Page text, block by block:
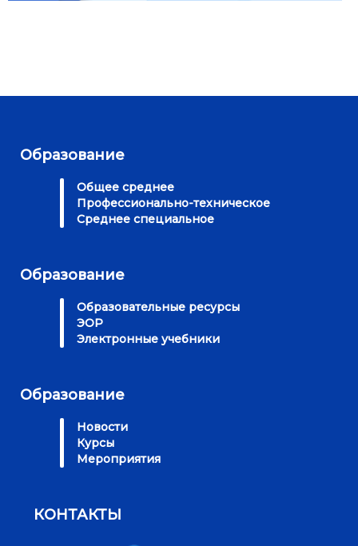
Образование
Общее среднее
Профессионально-техническое
Среднее специальное
Образование
Образовательные ресурсы
ЭОР
Электронные учебники
Образование
Новости
Курсы
Мероприятия
КОНТАКТЫ